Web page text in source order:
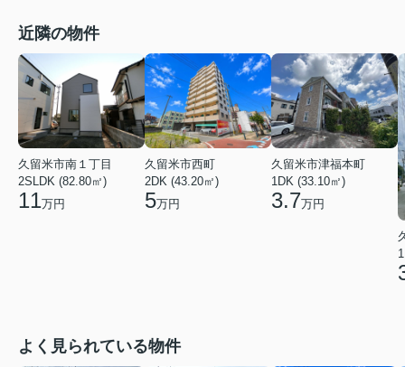
近隣の物件
久留米市南１丁目
2SLDK (82.80㎡)
11万円
久留米市西町
2DK (43.20㎡)
5万円
久留米市津福本町
1DK (33.10㎡)
3.7万円
よく見られている物件